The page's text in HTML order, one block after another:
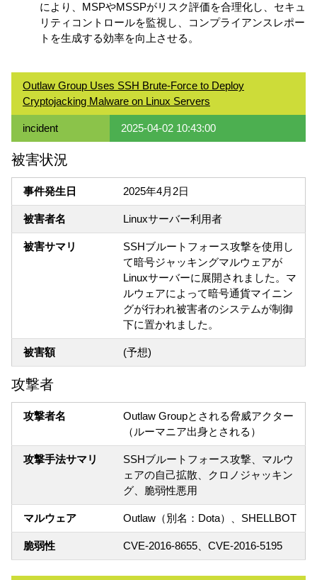
により、MSPやMSSPがリスク評価を合理化し、セキュ
リティコントロールを監視し、コンプライアンスレポー
トを生成する効率を向上させる。
Outlaw Group Uses SSH Brute-Force to Deploy
Cryptojacking Malware on Linux Servers
incident 2025-04-02 10:43:00
被害状況
事件発生日 2025年4月2日
被害者名 Linuxサーバー利用者
被害サマリ
SSHブルートフォース攻撃を使用し
て暗号ジャッキングマルウェアが
Linuxサーバーに展開されました。マ
ルウェアによって暗号通貨マイニン
グが行われ被害者のシステムが制御
下に置かれました。
被害額 (予想)
攻撃者
攻撃者名
Outlaw Groupとされる脅威アクター
（ルーマニア出身とされる）
攻撃手法サマリ
SSHブルートフォース攻撃、マルウ
ェアの自己拡散、クロノジャッキン
グ、脆弱性悪用
マルウェア Outlaw（別名：Dota）、SHELLBOT
脆弱性 CVE-2016-8655、CVE-2016-5195